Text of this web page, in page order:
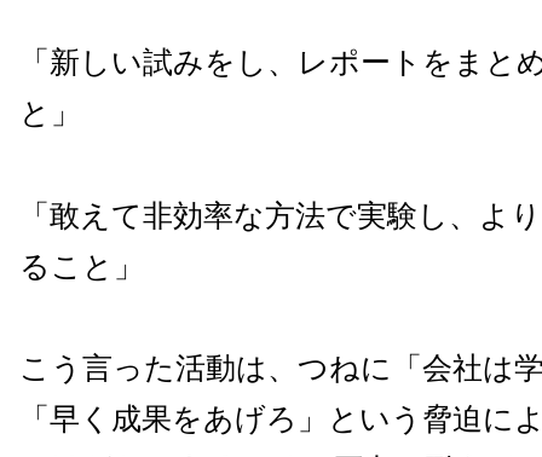
「新しい試みをし、レポートをまと
と」
「敢えて非効率な方法で実験し、よ
ること」
こう言った活動は、つねに「会社は
「早く成果をあげろ」という脅迫に